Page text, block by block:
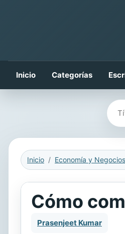
Inicio Categorías
Inicio Economía y Negocios
Cómo
Prasenjeet Kumar